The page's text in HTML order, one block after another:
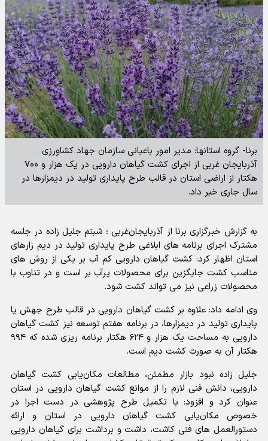
برنا- گروه استانها: مدیر امور باغبانی سازمان جهاد کشاورزی
آذربایجان غربی از اجرای کشت گیاهان دارویی در یک هزار و ۷۰۰
هکتار از اراضی استان در قالب طرح پایداری تولید در دیمزارها در
سال جاری خبر داد.
به گزارش خبرگزاری برنا از آذربایجان‌غربی ؛ شبنم جلیل زاده در جلسه
مشترک اجرای برنامه های ابلاغی طرح پایداری تولید در دیم زارهای
استان اظهار کرد: کشت گیاهان دارویی کم آب بر یکی از روش های
مناسب کشت جایگزین برای محصولات پرآب بر است و در تناوب با
محصولات زراعی نیز می تواند کشت شود.
وی ادامه داد: علاوه بر کشت گیاهان دارویی در قالب طرح جهش یا
پایداری تولید در دیمزارها، در برنامه هفتم توسعه نیز کشت گیاهان
دارویی به مساحت یک هزار و ۶۲۴ هکتار برنامه ریزی شده که ۹۹۴
هکتار آن به صورت کشت دیم است.
جلیل زاده نبود بازار مطمئن، مطالعات مکان‌یابی کشت گیاهان
دارویی، دانش فنی لازم را از موانع کشت گیاهان دارویی در استان
عنوان کرد و افزود: با تکمیل طرح پژوهشی در دست اجرا در
خصوص مکان‌یابی کشت گیاهان دارویی در استان و ارائه
دستورالعمل های فنی کاشت، داشت و برداشت برای گیاهان دارویی